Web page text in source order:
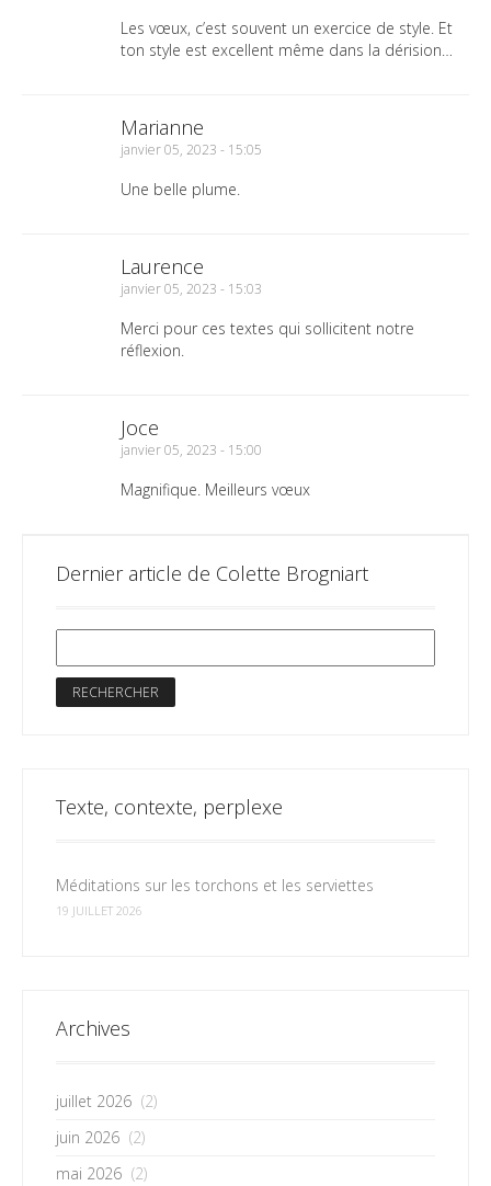
Les vœux, c’est souvent un exercice de style. Et
ton style est excellent même dans la dérision…
Marianne
janvier 05, 2023 - 15:05
Une belle plume.
Laurence
janvier 05, 2023 - 15:03
Merci pour ces textes qui sollicitent notre
réflexion.
Joce
janvier 05, 2023 - 15:00
Magnifique. Meilleurs vœux
Dernier article de Colette Brogniart
Texte, contexte, perplexe
Méditations sur les torchons et les serviettes
19 JUILLET 2026
Archives
juillet 2026 (2)
juin 2026 (2)
mai 2026 (2)